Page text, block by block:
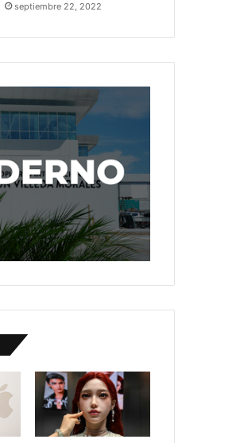
septiembre 22, 2022